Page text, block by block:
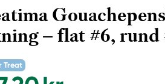
– flat #6, rund
Treat